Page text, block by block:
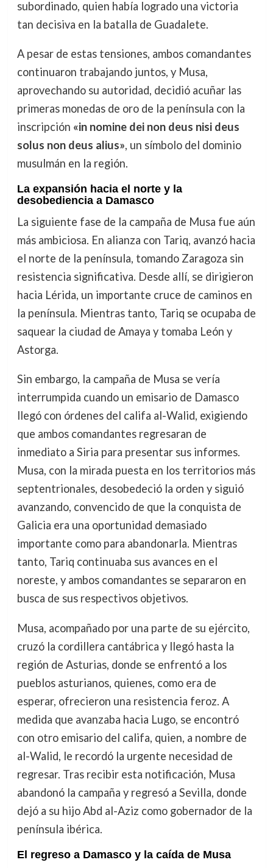
subordinado, quien había logrado una victoria
tan decisiva en la batalla de Guadalete.
A pesar de estas tensiones, ambos comandantes
continuaron trabajando juntos, y Musa,
aprovechando su autoridad, decidió acuñar las
primeras monedas de oro de la península con la
inscripción «in nomine dei non deus nisi deus
solus non deus alius», un símbolo del dominio
musulmán en la región.
La expansión hacia el norte y la
desobediencia a Damasco
La siguiente fase de la campaña de Musa fue aún
más ambiciosa. En alianza con Tariq, avanzó hacia
el norte de la península, tomando Zaragoza sin
resistencia significativa. Desde allí, se dirigieron
hacia Lérida, un importante cruce de caminos en
la península. Mientras tanto, Tariq se ocupaba de
saquear la ciudad de Amaya y tomaba León y
Astorga.
Sin embargo, la campaña de Musa se vería
interrumpida cuando un emisario de Damasco
llegó con órdenes del califa al-Walid, exigiendo
que ambos comandantes regresaran de
inmediato a Siria para presentar sus informes.
Musa, con la mirada puesta en los territorios más
septentrionales, desobedeció la orden y siguió
avanzando, convencido de que la conquista de
Galicia era una oportunidad demasiado
importante como para abandonarla. Mientras
tanto, Tariq continuaba sus avances en el
noreste, y ambos comandantes se separaron en
busca de sus respectivos objetivos.
Musa, acompañado por una parte de su ejército,
cruzó la cordillera cantábrica y llegó hasta la
región de Asturias, donde se enfrentó a los
pueblos asturianos, quienes, como era de
esperar, ofrecieron una resistencia feroz. A
medida que avanzaba hacia Lugo, se encontró
con otro emisario del califa, quien, a nombre de
al-Walid, le recordó la urgente necesidad de
regresar. Tras recibir esta notificación, Musa
abandonó la campaña y regresó a Sevilla, donde
dejó a su hijo Abd al-Aziz como gobernador de la
península ibérica.
El regreso a Damasco y la caída de Musa